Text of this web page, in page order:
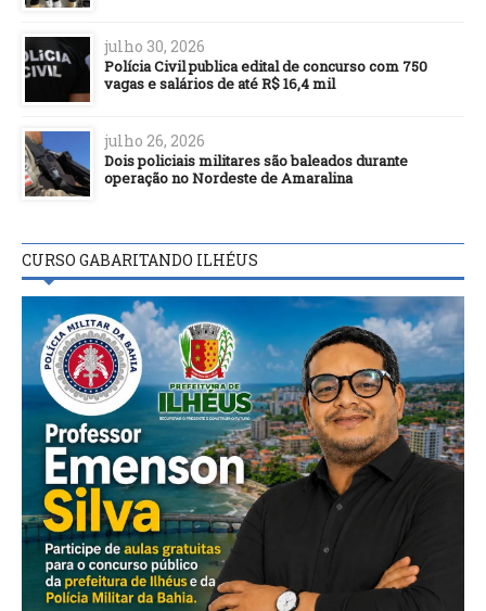
julho 30, 2026
Polícia Civil publica edital de concurso com 750
vagas e salários de até R$ 16,4 mil
julho 26, 2026
Dois policiais militares são baleados durante
operação no Nordeste de Amaralina
CURSO GABARITANDO ILHÉUS